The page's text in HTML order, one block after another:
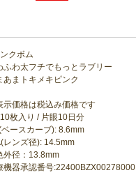
クボム
ふわ太フチでもっとラブリー
あまトキメキピンク
価格は税込み価格です
枚入り / 片眼10日分
ベースカーブ): 8.6mm
レンズ径): 14.5mm
外径：13.8mm
機器承認番号:22400BZX00278000